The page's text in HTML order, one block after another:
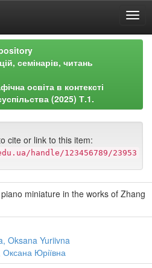
семінарів, читань
освіта в контексті
(2025) Т.1.
cite or link to this item:
handle/123456789/23953
miniature in the works of Zhang
Oksana Yuriivna
Оксана Юріївна